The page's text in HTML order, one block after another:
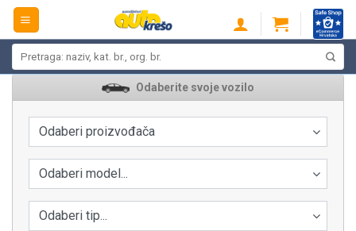
Skip
content
Odaberite svoje vozilo
Odaberi proizvođača
Odaberi model...
Odaberi tip...